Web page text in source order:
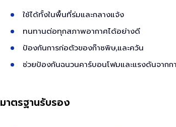
ใช้ได้ทั้งในพื้นที่ร่มและกลางแจ้ง
ทนทานต่อทุกสภาพอากาศได้อย่างดี
ป้องกันการก่อตัวของก๊าซพิษ,และควัน
ช่วยป้องกันฉนวนคาร์บอนโฟมและแรงดันจาก
มาตรฐานรับรอง